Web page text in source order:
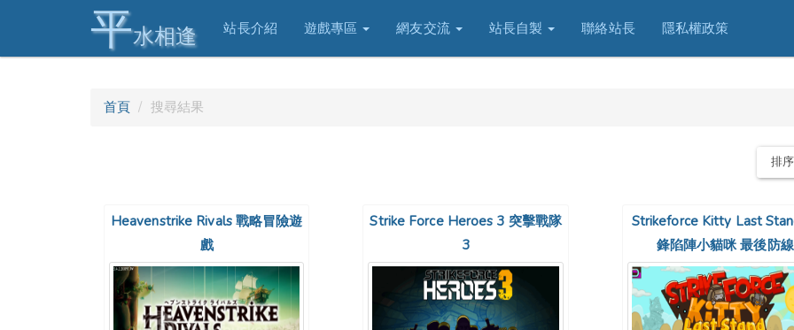
平水相逢 站長介紹 遊戲專區 網友交流 站長自製 聯絡站長 隱私權政策
首頁 搜尋結果
排
Heavenstrike Rivals 戰略冒險遊
戲
Strike Force Heroes 3 突擊戰隊
3
Strikeforce Kitty Last
鋒陷陣小貓咪 最後防線